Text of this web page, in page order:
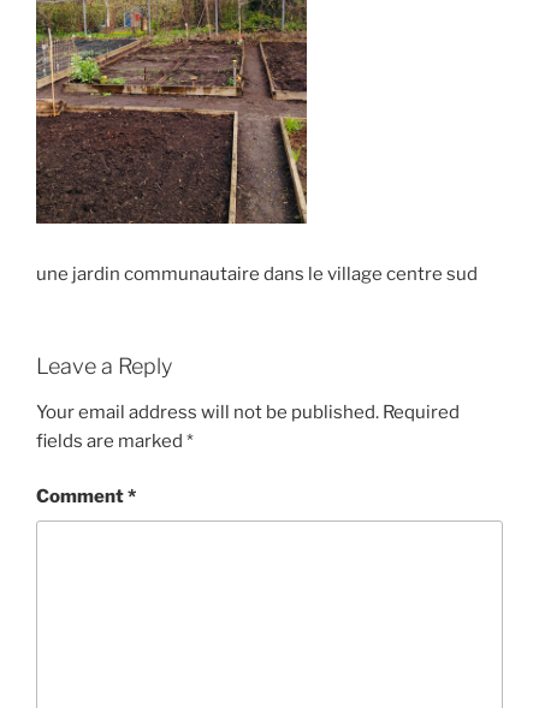
une jardin communautaire dans le village centre sud
Leave a Reply
Your email address will not be published. Required
fields are marked *
Comment*